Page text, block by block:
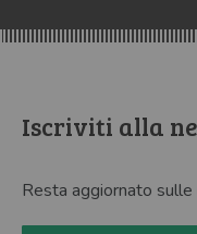
Iscriviti alla
Resta aggiornato